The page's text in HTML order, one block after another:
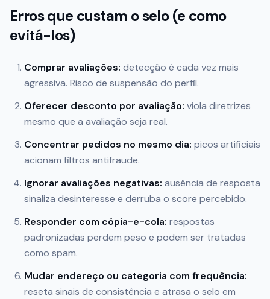
Erros que custam o selo (e como
evitá-los)
Comprar avaliações: detecção é cada vez mais
agressiva. Risco de suspensão do perfil.
Oferecer desconto por avaliação: viola diretrizes
mesmo que a avaliação seja real.
Concentrar pedidos no mesmo dia: picos artificiais
acionam filtros antifraude.
Ignorar avaliações negativas: ausência de resposta
sinaliza desinteresse e derruba o score percebido.
Responder com cópia-e-cola: respostas
padronizadas perdem peso e podem ser tratadas
como spam.
Mudar endereço ou categoria com frequência:
reseta sinais de consistência e atrasa o selo em